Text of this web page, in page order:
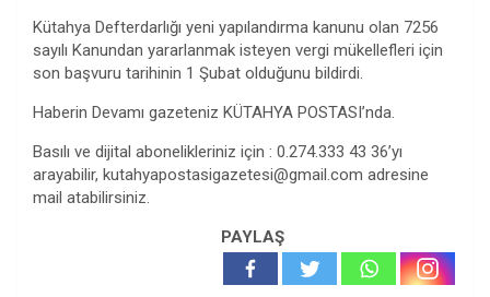
Kütahya Defterdarlığı yeni yapılandırma kanunu olan 7256
sayılı Kanundan yararlanmak isteyen vergi mükellefleri için
son başvuru tarihinin 1 Şubat olduğunu bildirdi.
Haberin Devamı gazeteniz KÜTAHYA POSTASI’nda.
Basılı ve dijital abonelikleriniz için : 0.274.333 43 36’yı
arayabilir, kutahyapostasigazetesi@gmail.com adresine
mail atabilirsiniz.
PAYLAŞ